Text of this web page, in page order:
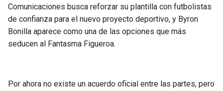
Comunicaciones busca reforzar su plantilla con futbolistas
de confianza para el nuevo proyecto deportivo, y Byron
Bonilla aparece como una de las opciones que más
seducen al Fantasma Figueroa.
Por ahora no existe un acuerdo oficial entre las partes, pero